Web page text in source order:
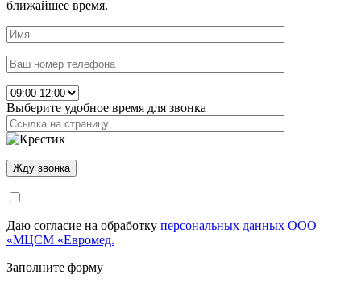
ближайшее время.
Выберите удобное время для звонка
Даю согласие на обработку персональных данных ООО
«МЦСМ «Евромед.
Заполните форму